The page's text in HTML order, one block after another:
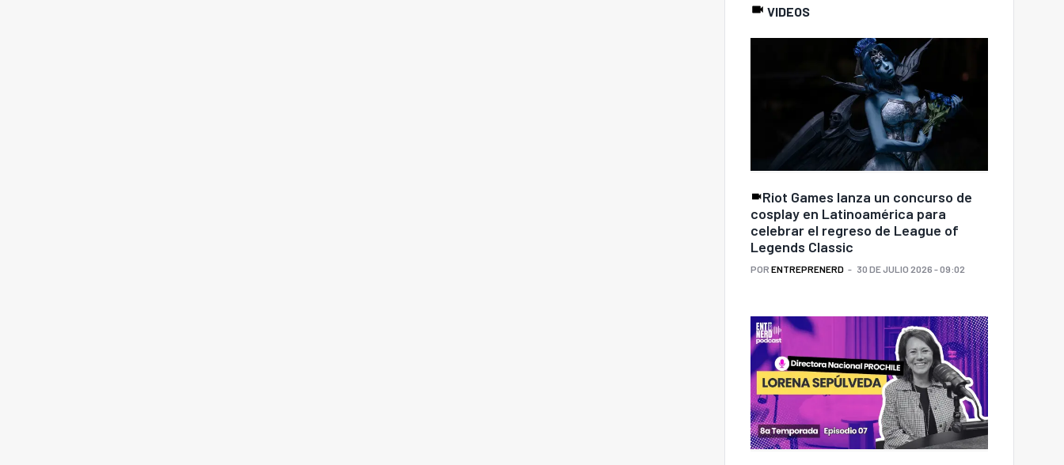
VIDEOS
Riot Games lanza un concurso de
cosplay en Latinoamérica para
celebrar el regreso de League of
Legends Classic
POR ENTREPRENERD 30 DE JULIO 2026 - 09:02